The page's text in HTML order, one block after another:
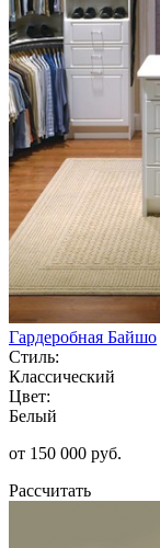
Гардеробная Байшо
Стиль:
Классический
Цвет:
Белый
от 150 000 руб.
Рассчитать